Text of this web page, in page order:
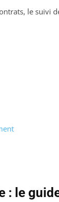
le suivi
: le